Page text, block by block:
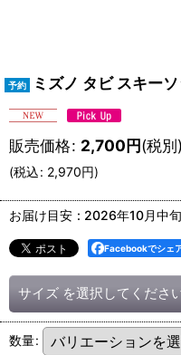
ミズノ タビ スキー
販売価格: 2,700円(税別)
(税込: 2,970円)
お届け目安 : 2026年10月中旬
Facebookでシェ
サイズ を選択してくださ
数量: